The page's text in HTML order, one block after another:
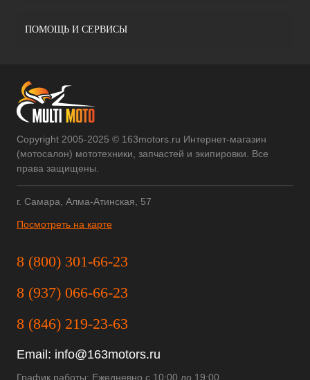
ПОМОЩЬ И СЕРВИСЫ
Copyright 2005-2025 © 163motors.ru Интернет-магазин
(мотосалон) мототехники, запчастей и экипировки. Все
права защищены.
г. Самара, Алма-Атинская, 57
Посмотреть на карте
8 (800) 301-66-23
8 (937) 066-66-23
8 (846) 219-23-63
Email: info@163motors.ru
График работы: Ежедневно с 10:00 до 19:00